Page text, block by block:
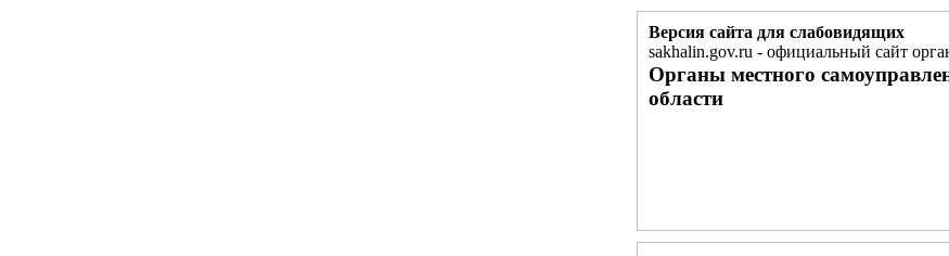
Версия сайта для слабовидящих
sakhalin.gov.ru - официальный сайт
Органы местного
области